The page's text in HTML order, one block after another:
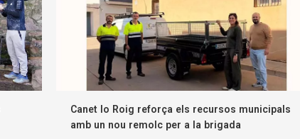
Canet lo Roig reforça els recursos municipals
amb un nou remolc per a la brigada